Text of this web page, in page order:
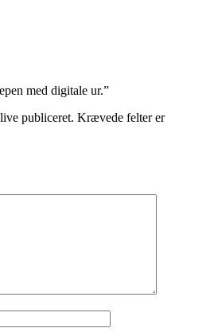
med digitale ur.”
publiceret. Krævede felter er